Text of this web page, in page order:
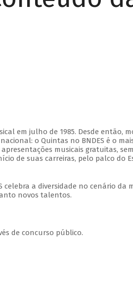
em julho de 1985. Desde então,
o Quintas no BNDES é o
musicais gratuitas,
de suas carreiras, pelo palco do
celebra a diversidade no cenário da
novos talentos.
de concurso público.